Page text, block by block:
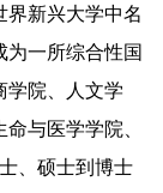
界新兴大学中名
为一所综合性国
学院、人文学
与医学学院、
、硕士到博士